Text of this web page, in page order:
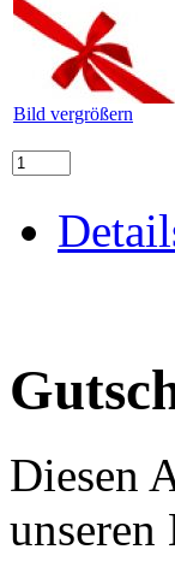
Bild vergrößern
Diesen
unseren